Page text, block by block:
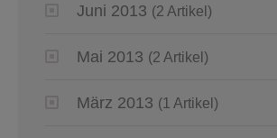
Juni 2013 (2 Artikel)
Mai 2013 (2 Artikel)
März 2013 (1 Artikel)